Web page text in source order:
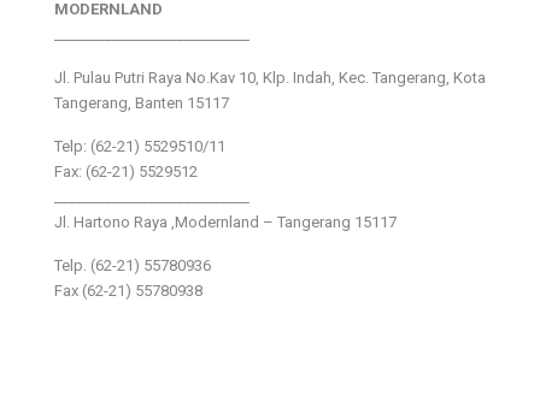
MODERNLAND
Jl. Pulau Putri Raya No.Kav 10, Klp. Indah, Kec. Tangerang, Kota
Tangerang, Banten 15117
Telp: (62-21) 5529510/11
Fax: (62-21) 5529512
Jl. Hartono Raya ,Modernland – Tangerang 15117
Telp. (62-21) 55780936
Fax (62-21) 55780938